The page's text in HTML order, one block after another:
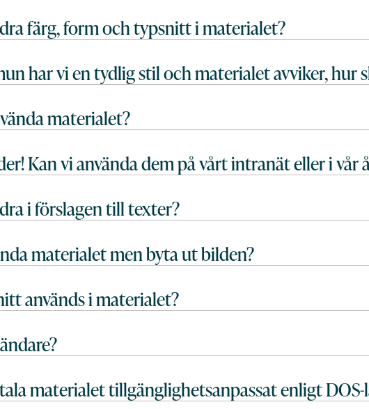
färg, form och typsnitt i materialet?
har vi en tydlig stil och materialet avviker, hur
materialet?
Kan vi använda dem på vårt intranät eller i vår
i förslagen till texter?
materialet men byta ut bilden?
används i materialet?
materialet tillgänglighetsanpassat enligt DOS-